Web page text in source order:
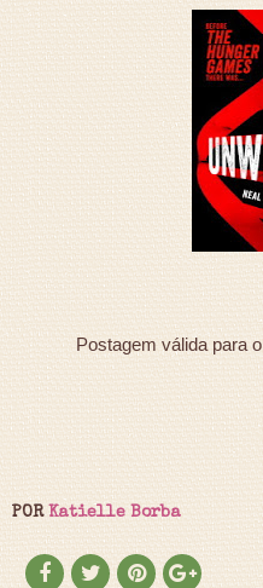
Postagem válida para o
POR Katielle Borba